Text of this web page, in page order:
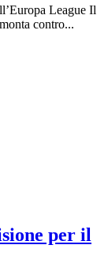
League Il
contro...
per il